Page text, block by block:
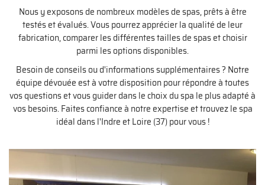
Nous y exposons de nombreux modèles de spas, prêts à être
testés et évalués. Vous pourrez apprécier la qualité de leur
fabrication, comparer les différentes tailles de spas et choisir
parmi les options disponibles.
Besoin de conseils ou d'informations supplémentaires ? Notre
équipe dévouée est à votre disposition pour répondre à toutes
vos questions et vous guider dans le choix du spa le plus adapté à
vos besoins. Faites confiance à notre expertise et trouvez le spa
idéal dans l'Indre et Loire (37) pour vous !